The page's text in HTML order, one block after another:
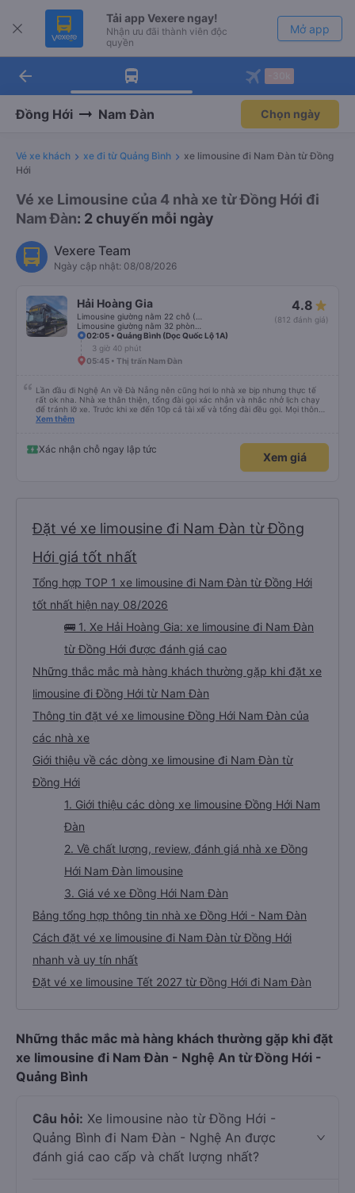
Tải app Vexere ngay!
Nhận ưu đãi thành viên độc
quyền
Mở app
Tải app Vexere
-30k/ghế khi đặt vé máy bay qua
Mở app
arrow_back
Đồng Hới Nam Đàn Chọn ngày
Vé xe khách xe đi từ Quảng Bình
xe limousine đi Nam Đàn từ Đồng
Hới
Vé xe Limousine của 4 nhà xe từ Đồng Hới đi
Nam Đàn: 2 chuyến mỗi ngày
Vexere Team
Ngày cập nhật: 08/08/2026
Hải Hoàng Gia 4.8
(812 đánh giá)
02:05 • Quảng Bình (Dọc Quốc Lộ 1A)
3 giờ 40 phút
05:45 • Thị trấn Nam Đàn
Lần đầu đi Nghệ An về Đà Nẵng nên cũng hơi lo nhà xe bịp nhưng thực tế
rất ok nha. Nhà xe thân thiện, tổng đài gọi xác nhận và nhắc nhở lịch chạy
để tránh lỡ xe. Trước khi xe đến 10p cả tài xế và tổng đài đều gọi. Mọi thông
tin về biển số xe và số điện thoại tài xế đều trùng khớp trong email nhận
thời gian dự kiến. 10 điểm, lần sau có nhu cầu sẽ chọn nhà xe này để đi Vinh
<-> Đà Nẵng
Xem thêm
Xác nhận chỗ ngay lập tức
Xem giá
Đặt vé xe limousine đi Nam Đàn từ Đồng
Hới giá tốt nhất
Tổng hợp TOP 1 xe limousine đi Nam Đàn từ Đồng Hới
tốt nhất hiện nay 08/2026
🚌 1. Xe Hải Hoàng Gia: xe limousine đi Nam Đàn
từ Đồng Hới được đánh giá cao
Những thắc mắc mà hàng khách thường gặp khi đặt xe
limousine đi Đồng Hới từ Nam Đàn
Thông tin đặt vé xe limousine Đồng Hới Nam Đàn của
các nhà xe
Giới thiệu về các dòng xe limousine đi Nam Đàn từ
Đồng Hới
1. Giới thiệu các dòng xe limousine Đồng Hới Nam
Đàn
2. Về chất lượng, review, đánh giá nhà xe Đồng
Hới Nam Đàn limousine
3. Giá vé xe Đồng Hới Nam Đàn
Bảng tổng hợp thông tin nhà xe Đồng Hới - Nam Đàn
Cách đặt vé xe limousine đi Nam Đàn từ Đồng Hới
nhanh và uy tín nhất
Đặt vé xe limousine Tết 2027 từ Đồng Hới đi Nam Đàn
Những thắc mắc mà hàng khách thường gặp khi đặt
xe limousine đi Nam Đàn - Nghệ An từ Đồng Hới -
Quảng Bình
Câu hỏi: Xe limousine nào từ Đồng Hới -
Quảng Bình đi Nam Đàn - Nghệ An được
đánh giá cao cấp và chất lượng nhất?